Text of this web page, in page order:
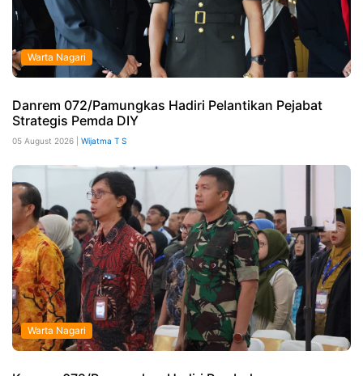
Warta Nagari
Danrem 072/Pamungkas Hadiri Pelantikan Pejabat
Strategis Pemda DIY
05 August 2026 | Wijatma T S
Warta Nagari